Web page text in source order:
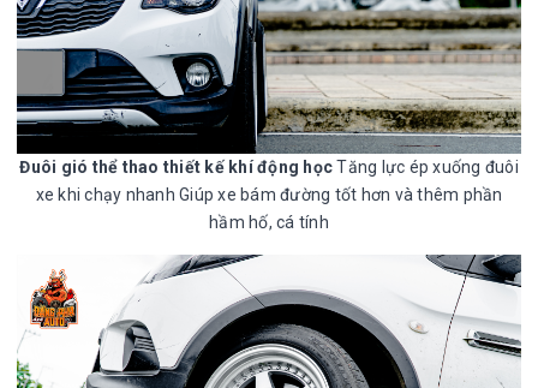
Đuôi gió thể thao thiết kế khí động họcTăng lực ép xuống đuôi
xe khi chạy nhanh Giúp xe bám đường tốt hơn và thêm phần
hầm hố, cá tính